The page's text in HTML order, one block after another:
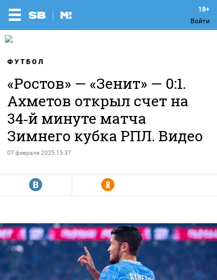
Войти
ФУТБОЛ
«Ростов» — «Зенит» — 0:1.
Ахметов открыл счет на
34‑й минуте матча
Зимнего кубка РПЛ. Видео
07 февраля 2025 15:37
R Y